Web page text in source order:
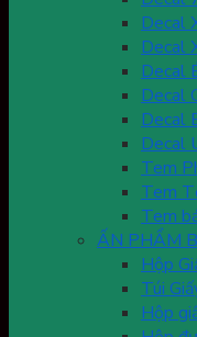
Decal
Decal
Decal
Decal
Decal
Decal
Tem
Tem
Tem
ẤN PHẨM
Hộp
Túi
Hộp